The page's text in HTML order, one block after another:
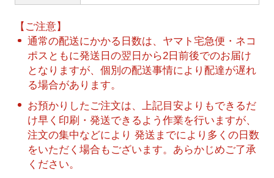
【ご注意】
通常の配送にかかる日数は、ヤマト宅急便・ネコ
ポスともに発送日の翌日から2日前後でのお届け
となりますが、個別の配送事情により配達が遅れ
る場合があります。
お預かりしたご注文は、上記目安よりもできるだ
け早く印刷・発送できるよう作業を行いますが、
注文の集中などにより 発送までにより多くの日数
をいただく場合もございます。あらかじめご了承
ください。